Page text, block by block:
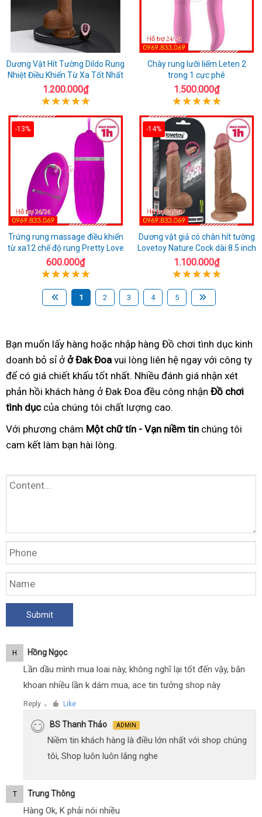
Dương Vật Hít Tường Dildo Rung
Nhiệt Điều Khiển Từ Xa Tốt Nhất
1.200.000₫
Chày rung lưỡi liếm Leten 2
trong 1 cực phê
1.500.000₫
-13%
Trứng rung massage điều khiển
từ xa12 chế độ rung Pretty Love
600.000₫
-14%
Dương vật giả có chân hít tường
Lovetoy Nature Cock dài 8.5 inch
1.100.000₫
1 2 3 4 5
Bạn muốn lấy hàng hoặc nhập hàng Đồ chơi tình dục kinh
doanh bỏ sỉ ở ở Đak Đoa vui lòng liên hệ ngay với công ty
để có giá chiết khấu tốt nhất. Nhiều đánh giá nhận xét
phản hồi khách hàng ở Đak Đoa đều công nhận Đồ chơi
tình dụccủa chúng tôi chất lượng cao.
Với phương châm Một chữ tín - Vạn niềm tin chúng tôi
cam kết làm bạn hài lòng.
H Hồng Ngọc
Lần dầu mình mua loai này, không nghĩ lại tốt đến vậy, băn
khoan nhiều lần k dám mua, ace tin tưởng shop này
Reply ● Like
BS Thanh Thảo ADMIN
Niềm tin khách hàng là điều lớn nhất với shop chúng
tôi, Shop luôn luôn lắng nghe
T Trung Thông
Hàng Ok, K phải nói nhiều